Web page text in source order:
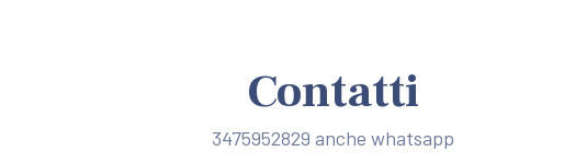
Contatti
3475952829 anche whatsapp